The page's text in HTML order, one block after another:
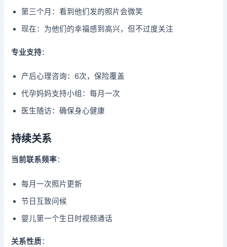
第三个月：看到他们发的照片会微笑
现在：为他们的幸福感到高兴，但不过度关注
专业支持：
产后心理咨询：6次，保险覆盖
代孕妈妈支持小组：每月一次
医生随访：确保身心健康
持续关系
当前联系频率：
每月一次照片更新
节日互致问候
婴儿第一个生日时视频通话
关系性质：